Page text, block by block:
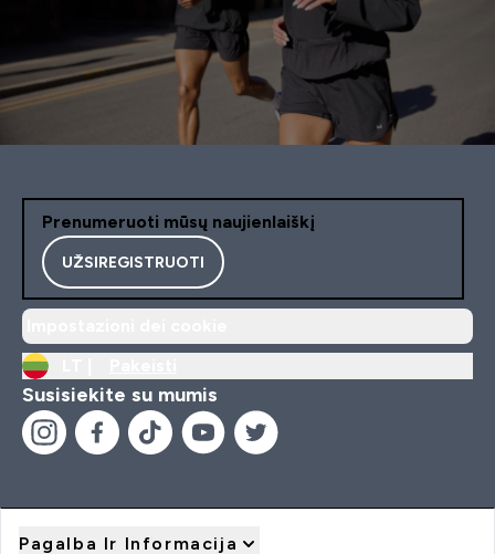
Prenumeruoti mūsų naujienlaiškį
UŽSIREGISTRUOTI
Susisiekite su mumis
Pagalba Ir Informacija